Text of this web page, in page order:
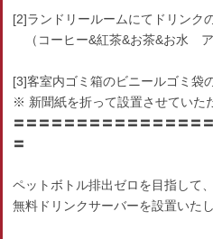
[2]ランドリールームにてドリンク
（コーヒー&紅茶&お茶&お水 ア
[3]客室内ゴミ箱のビニールゴミ袋
※ 新聞紙を折って設置させていた
〓〓〓〓〓〓〓〓〓〓〓〓〓〓〓
〓
ペットボトル排出ゼロを目指して
無料ドリンクサーバーを設置いたし